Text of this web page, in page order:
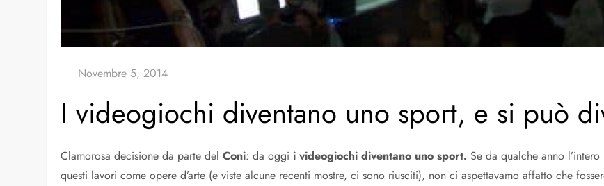
I videogiochi diventano uno sport, e si può
Clamorosa decisione da parte delConi: da oggi i videogiochi diventano uno sport. Se da qualche anno
questi lavori come opere d’arte (e viste alcune recenti mostre, ci sono riusciti), non ci aspettavamo affatto che